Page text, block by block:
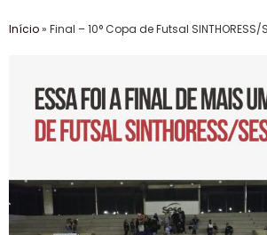
Início» Final – 10° Copa de Futsal SINTHORESS/